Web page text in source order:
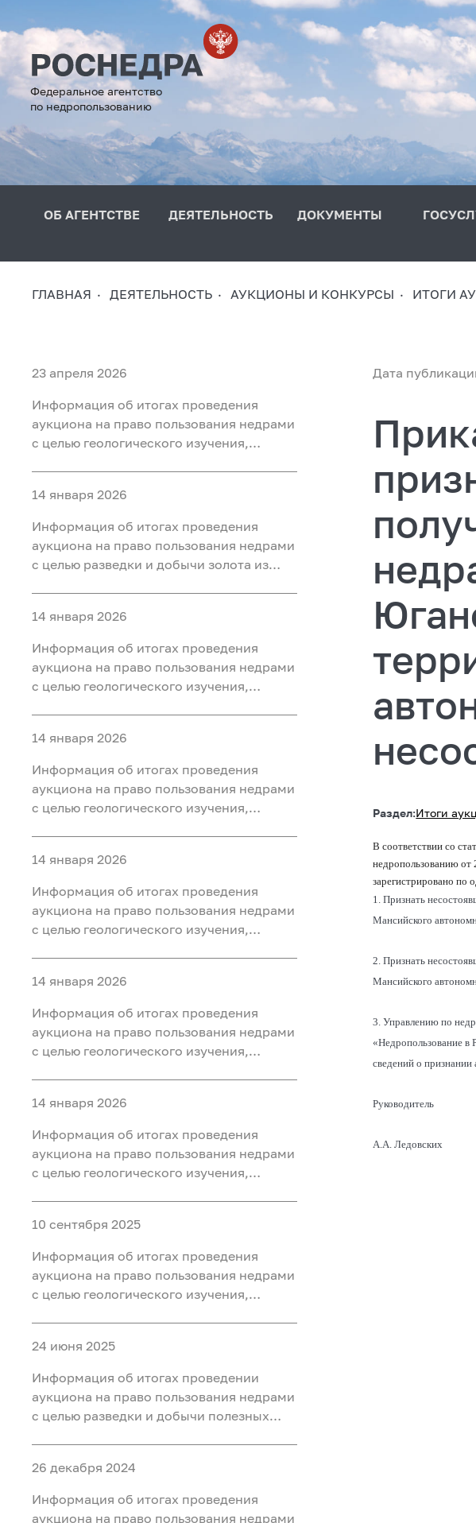
Федеральное агентство
по недропользованию
ОБ АГЕНТСТВЕ ДЕЯТЕЛЬНОСТЬ ДОКУМЕНТЫ
ГЛАВНАЯ ДЕЯТЕЛЬНОСТЬ АУКЦИОНЫ И КОНКУРСЫ ИТОГИ
23 апреля 2026
Информация об итогах проведения
аукциона на право пользования недрами
с целью геологического изучения,
«Тарховский», расположенного на
территории Ханты-Мансийского района
Ханты-Мансийского автономного округа
- Югры
14 января 2026
Информация об итогах проведения
аукциона на право пользования недрами
с целью разведки и добычи золота из
недр «Мостовка р.» в Свердловской
области
14 января 2026
Информация об итогах проведения
аукциона на право пользования недрами
с целью геологического изучения,
«Юильский 5», расположенного на
территории Белоярского района Ханты-
Мансийского автономного округа - Югры
14 января 2026
Информация об итогах проведения
аукциона на право пользования недрами
с целью геологического изучения,
участке недр «Радомский»,
расположенного на территории
Октябрьского района Ханты-
Мансийского автономного округа - Югры
14 января 2026
Информация об итогах проведения
аукциона на право пользования недрами
с целью геологического изучения,
«Сергинский 9», расположенного на
территории Белоярского района Ханты-
Мансийского автономного округа - Югры
14 января 2026
Информация об итогах проведения
аукциона на право пользования недрами
с целью геологического изучения,
«Западно-Нятлонгский»,
расположенного на территории
Сургутского района Ханты-Мансийского
автономного округа - Югры
14 января 2026
Информация об итогах проведения
аукциона на право пользования недрами
с целью геологического изучения,
«Восточно-Камский», расположенного
на территории Ханты-Мансийского
района Ханты-Мансийского
автономного округа - Югры
10 сентября 2025
Информация об итогах проведения
аукциона на право пользования недрами
с целью геологического изучения,
«Бобровый», расположенного в
Уватском районе Тюменской области
24 июня 2025
Информация об итогах проведении
аукциона на право пользования недрами
с целью разведки и добычи полезных
недр «Северный 2 Шадринского
месторождения» в Курганской области
26 декабря 2024
Информация об итогах проведения
аукциона на право пользования недрами
Дата
Раздел:Итоги
В соответствии со
недропользованию
зарегистрировано по
1. Признать
Мансийского
2. Признать
Мансийского
3. Управлению по
«Недропользование в
сведений о признании
А.А. Ледовских